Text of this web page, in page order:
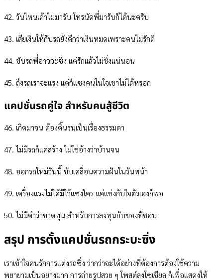
42. วันไหนเค้าไม่มารับ โทรนัดพี่มารับก็ได้นะครับ
43. เสียเงินให้กับรถยังดีกว่าเงินหมดเพราะคนไม่รักดี
44. ขับรถพี่อาจจะซิ่ง แต่รักแล้วไม่ชิ่งแน่นอน
45. ถึงรถเราจะแรง แต่ก็แซงคนในใจเขาไม่ได้หรอก
แคปชั่นรถคู่ใจ สำหรับคนสู้ชีวิต
46. เกิดมาจน ต้องดิ้นรนเป็นเรื่องธรรมดา
47. ไม่มีรถก็แค่สร้าง ไม่ใช่อ้างว่าบ้านจน
48. ออกรถใหม่วันนี้ ขับเคลื่อนความฝันในวันหน้า
49. เครื่องแรงไม่ได้มีไว้แซงใคร แค่แข่งกับใจตัวเองก็พอ
50. ไม่มีคำว่าขาดทุน สำหรับการลงทุนกับของที่ชอบ
สรุป การตั้งแคปชั่นรถกระบะซิ่ง
เราเข้าใจคนรักการแต่งรถซิ่ง ว่ากว่าจะได้อย่างที่ต้องการต้องใช้ความ
พยายามเป็นอย่างมาก การถ่ายรูปสวย ๆ โพสต์ลงโซเชียล ก็เพื่อแสดงให้